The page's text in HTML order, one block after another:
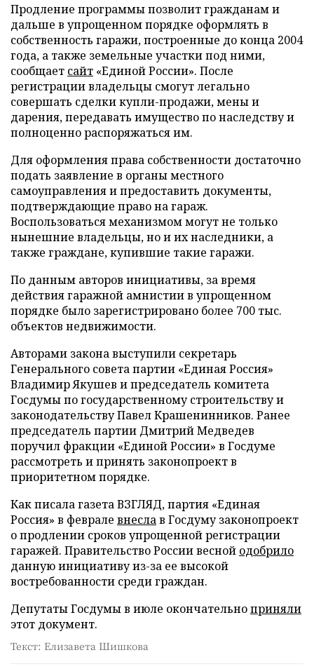
Продление программы позволит гражданам и
дальше в упрощенном порядке оформлять в
собственность гаражи, построенные до конца 2004
года, а также земельные участки под ними,
сообщает сайт «Единой России». После
регистрации владельцы смогут легально
совершать сделки купли-продажи, мены и
дарения, передавать имущество по наследству и
полноценно распоряжаться им.
Для оформления права собственности достаточно
подать заявление в органы местного
самоуправления и предоставить документы,
подтверждающие право на гараж.
Воспользоваться механизмом могут не только
нынешние владельцы, но и их наследники, а
также граждане, купившие такие гаражи.
По данным авторов инициативы, за время
действия гаражной амнистии в упрощенном
порядке было зарегистрировано более 700 тыс.
объектов недвижимости.
Авторами закона выступили секретарь
Генерального совета партии «Единая Россия»
Владимир Якушев и председатель комитета
Госдумы по государственному строительству и
законодательству Павел Крашенинников. Ранее
председатель партии Дмитрий Медведев
поручил фракции «Единой России» в Госдуме
рассмотреть и принять законопроект в
приоритетном порядке.
Как писала газета ВЗГЛЯД, партия «Единая
Россия» в феврале внеслав Госдуму законопроект
о продлении сроков упрощенной регистрации
гаражей. Правительство России весной одобрило
данную инициативу из-за ее высокой
востребованности среди граждан.
Депутаты Госдумы в июле окончательноприняли
этот документ.
Текст: Елизавета Шишкова